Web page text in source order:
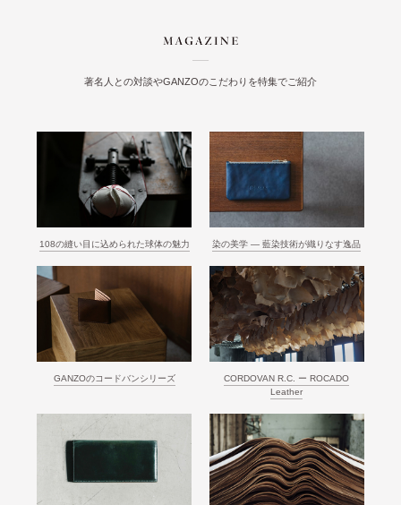
著名人との対談やGANZOのこだわりを特集でご紹介
108の縫い目に込められた球体の魅力 染の美学 ― 藍染技術が織りなす逸品
GANZOのコードバンシリーズ
CORDOVAN R.C. ー ROCADO
Leather